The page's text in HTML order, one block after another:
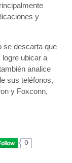
y
se descarta que
ubicar a
analice
sus teléfonos,
y Foxconn,
0